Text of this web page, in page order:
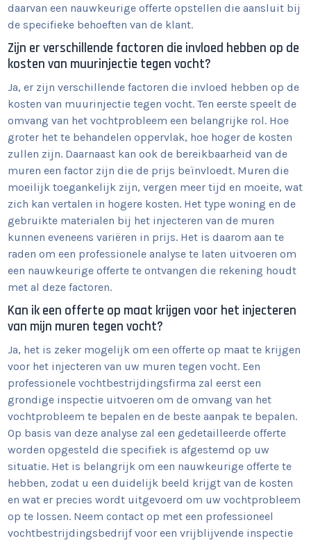
daarvan een nauwkeurige offerte opstellen die aansluit bij
de specifieke behoeften van de klant.
Zijn er verschillende factoren die invloed hebben op de
kosten van muurinjectie tegen vocht?
Ja, er zijn verschillende factoren die invloed hebben op de
kosten van muurinjectie tegen vocht. Ten eerste speelt de
omvang van het vochtprobleem een belangrijke rol. Hoe
groter het te behandelen oppervlak, hoe hoger de kosten
zullen zijn. Daarnaast kan ook de bereikbaarheid van de
muren een factor zijn die de prijs beïnvloedt. Muren die
moeilijk toegankelijk zijn, vergen meer tijd en moeite, wat
zich kan vertalen in hogere kosten. Het type woning en de
gebruikte materialen bij het injecteren van de muren
kunnen eveneens variëren in prijs. Het is daarom aan te
raden om een professionele analyse te laten uitvoeren om
een nauwkeurige offerte te ontvangen die rekening houdt
met al deze factoren.
Kan ik een offerte op maat krijgen voor het injecteren
van mijn muren tegen vocht?
Ja, het is zeker mogelijk om een offerte op maat te krijgen
voor het injecteren van uw muren tegen vocht. Een
professionele vochtbestrijdingsfirma zal eerst een
grondige inspectie uitvoeren om de omvang van het
vochtprobleem te bepalen en de beste aanpak te bepalen.
Op basis van deze analyse zal een gedetailleerde offerte
worden opgesteld die specifiek is afgestemd op uw
situatie. Het is belangrijk om een nauwkeurige offerte te
hebben, zodat u een duidelijk beeld krijgt van de kosten
en wat er precies wordt uitgevoerd om uw vochtprobleem
op te lossen. Neem contact op met een professioneel
vochtbestrijdingsbedrijf voor een vrijblijvende inspectie